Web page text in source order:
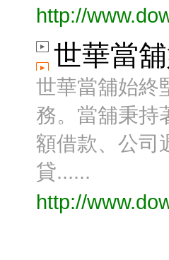
http://
世華當
世華當舖始終
務。當舖秉持
額借款、公司
貸......
http://